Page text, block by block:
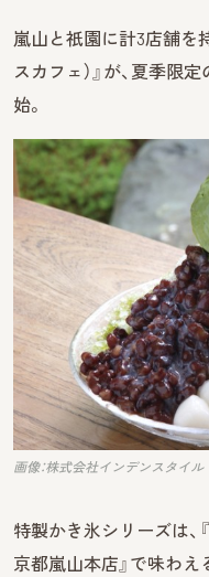
嵐山と祇園に計3店舗を
スカフェ）』が、夏季限
始。
画像：株式会社インデンスタイル
特製かき氷シリーズは、
京都嵐山本店』で味わえ